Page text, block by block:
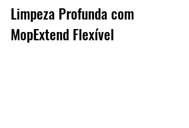
Limpeza Profunda com
MopExtend Flexível